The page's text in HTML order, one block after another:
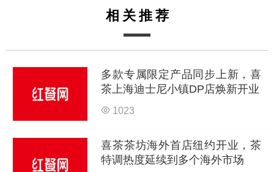
相关推荐
多款专属限定产品同步上新，喜
茶上海迪士尼小镇DP店焕新开业
1023
喜茶茶坊海外首店纽约开业，茶
特调热度延续到多个海外市场